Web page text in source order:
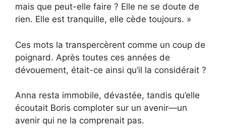
mais que peut-elle faire ? Elle ne se doute de
rien. Elle est tranquille, elle cède toujours. »
Ces mots la transpercèrent comme un coup de
poignard. Après toutes ces années de
dévouement, était-ce ainsi qu’il la considérait ?
Anna resta immobile, dévastée, tandis qu’elle
écoutait Boris comploter sur un avenir—un
avenir qui ne la comprenait pas.